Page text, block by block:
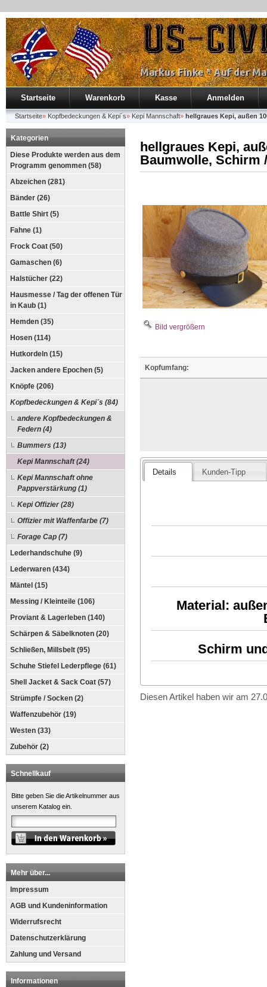
Startseite Warenkorb Kasse Anmelden
Startseite» Kopfbedeckungen & Kepi´s» Kepi Mannschaft» hellgraues Kepi, außen
Kategorien
Diese Produkte werden aus dem
Programm genommen (58)
Abzeichen (281)
Bänder (26)
Battle Shirt (5)
Fahne (1)
Frock Coat (50)
Gamaschen (6)
Halstücher (22)
Hausmesse / Tag der offenen Tür
in Kaub (1)
Hemden (35)
Hosen (114)
Hutkordeln (15)
Jacken andere Epochen (5)
Knöpfe (206)
Kopfbedeckungen & Kepi´s (84)
andere Kopfbedeckungen &
Federn (4)
Bummers (13)
Kepi Mannschaft (24)
Kepi Mannschaft ohne
Pappverstärkung (1)
Kepi Offizier (28)
Offizier mit Waffenfarbe (7)
Forage Cap (7)
Lederhandschuhe (9)
Lederwaren (434)
Mäntel (15)
Messing / Kleinteile (106)
Proviant & Lagerleben (140)
Schärpen & Säbelknoten (20)
Schließen, Millsbelt (95)
Schuhe Stiefel Lederpflege (61)
Shell Jacket & Sack Coat (57)
Strümpfe / Socken (2)
Waffenzubehör (19)
Westen (33)
Zubehör (2)
Schnellkauf
Bitte geben Sie die Artikelnummer aus
unserem Katalog ein.
Mehr über...
Impressum
AGB und Kundeninformation
Widerrufsrecht
Datenschutzerklärung
Zahlung und Versand
Informationen
hellgraues Kepi,
Baumwolle, Schirm
Bild vergrößern
Kopfumfang:
Details Kunden-Tipp
Material:
Schirm
Diesen Artikel haben wir am